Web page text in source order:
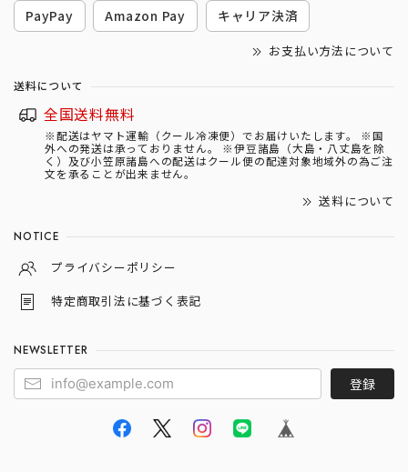
PayPay Amazon Pay キャリア決済
お支払い方法について
送料について
全国送料無料
※配送はヤマト運輸（クール冷凍便）でお届けいたします。 ※国
外への発送は承っておりません。 ※伊豆諸島（大島・八丈島を除
く）及び小笠原諸島への配送はクール便の配達対象地域外の為ご注
文を承ることが出来ません。
送料について
NOTICE
プライバシーポリシー
特定商取引法に基づく表記
NEWSLETTER
登録